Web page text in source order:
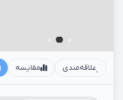
علاقه‌مندی مقایسه
نام